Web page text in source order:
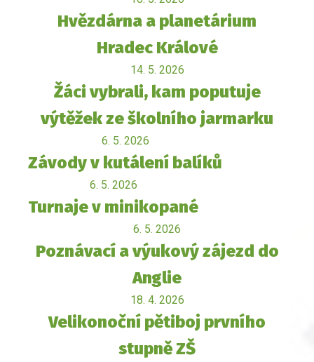
Hvězdárna a planetárium
Hradec Králové
14. 5. 2026
Žáci vybrali, kam poputuje
výtěžek ze školního jarmarku
6. 5. 2026
Závody v kutálení balíků
6. 5. 2026
Turnaje v minikopané
6. 5. 2026
Poznávací a výukový zájezd do
Anglie
18. 4. 2026
Velikonoční pětiboj prvního
stupně ZŠ